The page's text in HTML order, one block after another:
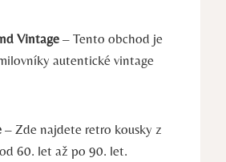
Vintage – Tento obchod je
autentické vintage
– Zde najdete retro kousky z
60. let až po 90. let.